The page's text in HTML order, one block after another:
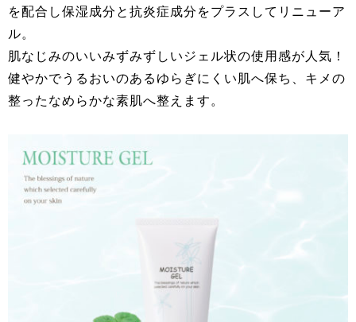
を配合し保湿成分と抗炎症成分をプラスしてリニューア
ル。
肌なじみのいいみずみずしいジェル状の使用感が人気！
健やかでうるおいのあるゆらぎにくい肌へ保ち、キメの
整ったなめらかな素肌へ整えます。